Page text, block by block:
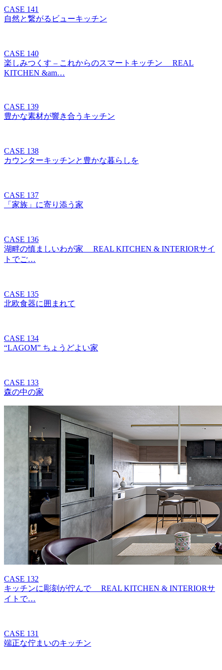
CASE 141
自然と繋がるビューキッチン
CASE 140
楽しみつくす – これからのスマートキッチン REAL
KITCHEN &am…
CASE 139
豊かな素材が響き合うキッチン
CASE 138
カウンターキッチンと豊かな暮らしを
CASE 137
「家族」に寄り添う家
CASE 136
湖畔の慎ましいわが家 REAL KITCHEN & INTERIORサイ
トでご…
CASE 135
北欧食器に囲まれて
CASE 134
“LAGOM” ちょうどよい家
CASE 133
森の中の家
CASE 132
キッチンに彫刻が佇んで REAL KITCHEN & INTERIORサ
イトで…
CASE 131
端正な佇まいのキッチン